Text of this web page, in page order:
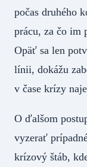
počas druhého
prácu, za čo im
Opäť sa len
línii, dokážu
v čase krízy
O ďalšom
vyzerať
krízový štáb,